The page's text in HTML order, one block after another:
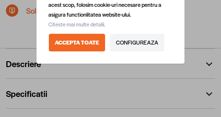
Solicita postare in SEAP/SICAP
Descriere
Specificatii
acest scop, folosim cookie-uri necesare pentru a
asigura functionlitatea website-ului.
Citeste mai multe detalii.
ACCEPTA TOATE CONFIGUREAZA